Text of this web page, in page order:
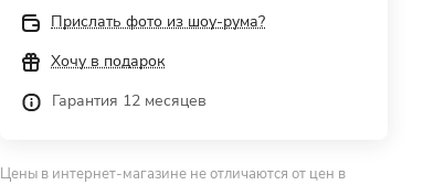
Прислать фото из шоу-рума?
Хочу в подарок
Гарантия 12 месяцев
Цены в интернет-магазине не отличаются от цен в